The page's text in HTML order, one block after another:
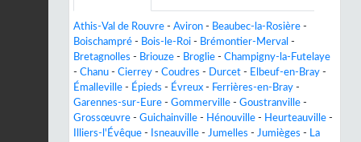
Athis-Val de Rouvre - Aviron - Beaubec-la-Rosière -
Boischampré - Bois-le-Roi - Brémontier-Merval -
Bretagnolles - Briouze - Broglie - Champigny-la-Futelaye
- Chanu - Cierrey - Coudres - Durcet - Elbeuf-en-Bray -
Émalleville - Épieds - Évreux - Ferrières-en-Bray -
Garennes-sur-Eure - Gommerville - Goustranville -
Grossœuvre - Guichainville - Hénouville - Heurteauville -
Illiers-l'Évêque - Isneauville - Jumelles - Jumièges - La